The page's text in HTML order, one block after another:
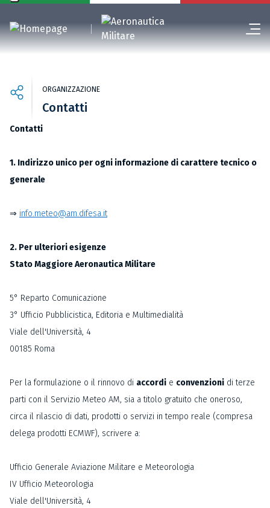
ORGANIZZAZIONE
Contatti
Contatti
1. Indirizzo unico per ogni informazione di carattere tecnico o
generale
⇒ info.meteo@am.difesa.it
2. Per ulteriori esigenze
Stato Maggiore Aeronautica Militare
5° Reparto Comunicazione
3° Ufficio Pubblicistica, Editoria e Multimedialità
Viale dell'Università, 4
00185 Roma
Per la formulazione o il rinnovo di accordi e convenzioni di terze
parti con il Servizio Meteo AM, sia a titolo gratuito che oneroso,
circa il rilascio di dati, prodotti o servizi in tempo reale (compresa
delega prodotti ECMWF), scrivere a:
Ufficio Generale Aviazione Militare e Meteorologia
IV Ufficio Meteorologia
Viale dell'Università, 4